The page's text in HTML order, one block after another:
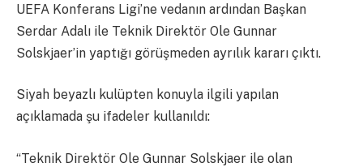
UEFA Konferans Ligi’ne vedanın ardından Başkan
Serdar Adalı ile Teknik Direktör Ole Gunnar
Solskjaer’in yaptığı görüşmeden ayrılık kararı çıktı.
Siyah beyazlı kulüpten konuyla ilgili yapılan
açıklamada şu ifadeler kullanıldı:
“Teknik Direktör Ole Gunnar Solskjaer ile olan